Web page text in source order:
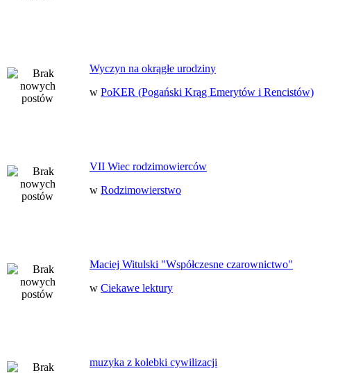
Wyczyn na okrągłe urodziny
w PoKER (Pogański Krąg Emerytów i Rencistów)
VII Wiec rodzimowierców
w Rodzimowierstwo
Maciej Witulski "Współczesne czarownictwo"
w Ciekawe lektury
muzyka z kolebki cywilizacji